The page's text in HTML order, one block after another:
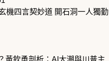
機四言契妙道 開石洞一人獨勤